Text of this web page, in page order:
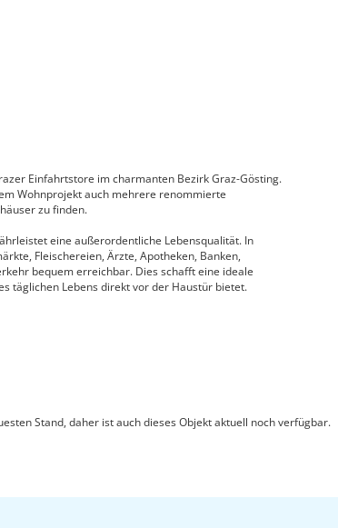
Einfahrtstore im charmanten Bezirk Graz-Gösting.
Wohnprojekt auch mehrere renommierte
zu finden.
eine außerordentliche Lebensqualität. In
Fleischereien, Ärzte, Apotheken, Banken,
bequem erreichbar. Dies schafft eine ideale
täglichen Lebens direkt vor der Haustür bietet.
Stand, daher ist auch dieses Objekt aktuell noch verfügbar.